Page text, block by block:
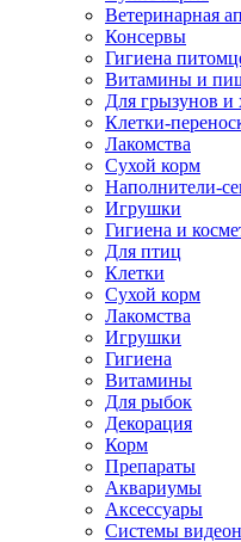
Ветеринарная
Консервы
Гигиена
Витамины и
Для грызунов и
Клетки-
Лакомства
Сухой корм
Наполнители-
Игрушки
Гигиена и
Для птиц
Клетки
Сухой корм
Лакомства
Игрушки
Гигиена
Витамины
Для рыбок
Декорация
Корм
Препараты
Аквариумы
Аксессуары
Cистемы